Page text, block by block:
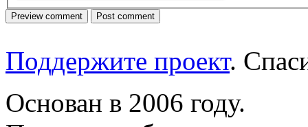
Поддержите проект.
Основан в 2006 году.